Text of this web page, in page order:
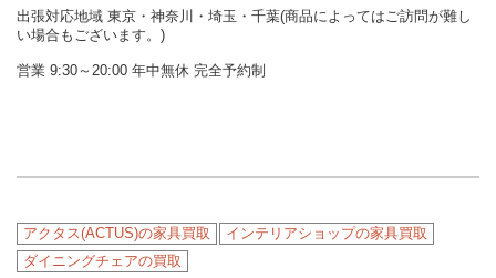
出張対応地域 東京・神奈川・埼玉・千葉(商品によってはご訪問が難し
い場合もございます。)
営業 9:30～20:00 年中無休 完全予約制
アクタス(ACTUS)の家具買取
インテリアショップの家具買取
ダイニングチェアの買取